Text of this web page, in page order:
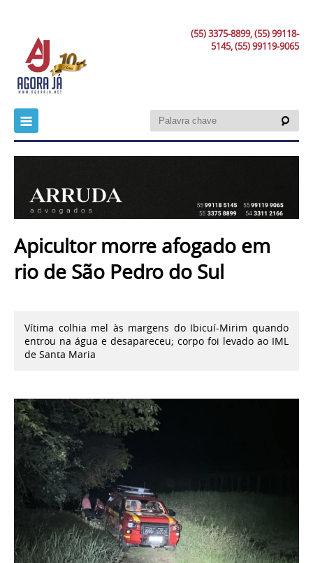
(55) 3375-8899, (55) 99118-
5145, (55) 99119-9065
Apicultor morre afogado em
rio de São Pedro do Sul
Vítima colhia mel às margens do Ibicuí-Mirim quando
entrou na água e desapareceu; corpo foi levado ao IML
de Santa Maria